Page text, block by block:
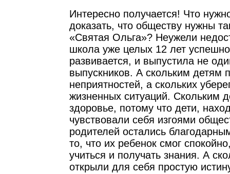
Интересно получается! Что
доказать, что обществу нужны
«Святая Ольга»? Неужели
школа уже целых 12 лет
развивается, и выпустила не
выпускников. А скольким детям
неприятностей, а скольких
жизненных ситуаций. Скольким
здоровье, потому что дети,
чувствовали себя изгоями
родителей остались
то, что их ребенок смог
учиться и получать знания. А
открыли для себя простую